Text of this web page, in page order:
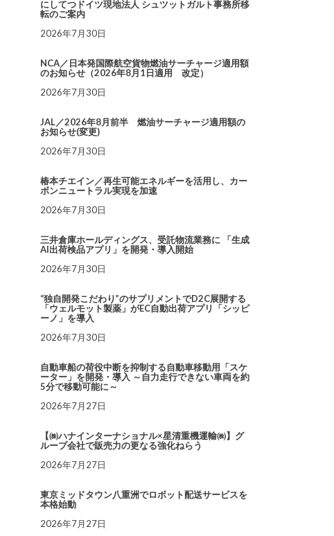
にしてつドイツ現地法人 シュツットガルト事務所移
転のご案内
2026年7月30日
NCA／日本発国際航空貨物燃油サーチャージ適用額
のお知らせ（2026年8月1日適用 改定）
2026年7月30日
JAL／2026年8月前半 燃油サーチャージ適用額の
お知らせ(変更)
2026年7月30日
椿本チエイン／再生可能エネルギーを活用し、カー
ボンニュートラル実現を加速
2026年7月30日
三井倉庫ホールディングス、受託物流業務に 「生成
AI出荷検品アプリ」を開発・導入開始
2026年7月30日
“独自開発こだわり”のサプリメントでD2C展開する
「ウェルモット製薬」がEC自動出荷アプリ「シッピ
ーノ」を導入
2026年7月30日
自動車船の荷役中断を抑制する自動車移動用「スケ
ーター」を開発・導入 ～自力走行できない車両を約
5分で移動可能に～
2026年7月27日
【㈱ハナインターナショナル×星清重機運輸㈱】グ
ループ会社で販売力の更なる強化ねらう
2026年7月27日
東京ミッドタウン八重洲でロボット配送サービスを
本格始動
2026年7月27日